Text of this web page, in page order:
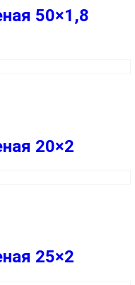
50×1,8
20×2
25×2